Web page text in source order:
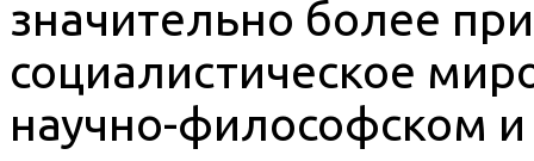
значительно более
социалистическое
научно-философском